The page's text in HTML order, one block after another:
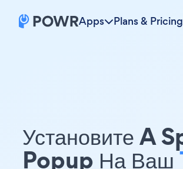
Apps Plans & Pricing
Установите A
Popup На Ваш